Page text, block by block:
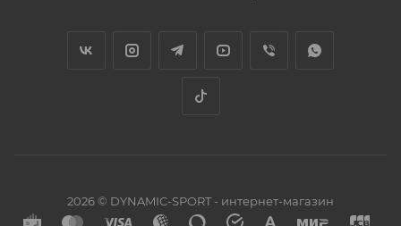
2026 © DYNAMIC-SPORT - интернет-магазин